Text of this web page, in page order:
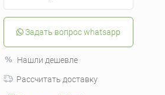
Задать вопрос whatsapp
Нашли дешевле
Рассчитать доставку